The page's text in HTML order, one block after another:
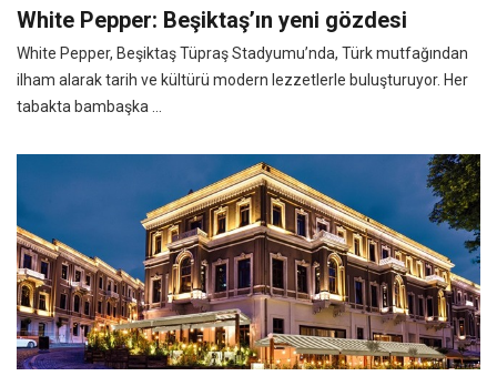
White Pepper: Beşiktaş’ın yeni gözdesi
White Pepper, Beşiktaş Tüpraş Stadyumu’nda, Türk mutfağından
ilham alarak tarih ve kültürü modern lezzetlerle buluşturuyor. Her
tabakta bambaşka ...